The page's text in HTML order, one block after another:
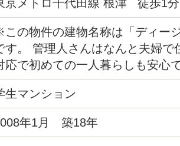
京メトロ千代田線 根津 徒歩1
の物件の建物名称は「ディー
す。 管理人さんはなんと夫婦で
応で初めての一人暮らしも安心
て地上に上がると、目の前にマ
マンションまでの近さも魅力で
で営業しているスーパーも物件目
から歴史根付く根津の町を見渡
生マンション
年1月 築18年